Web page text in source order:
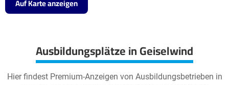
Auf Karte anzeigen
Ausbildungsplätze in Geiselwind
Hier findest Premium-Anzeigen von Ausbildungsbetrieben in